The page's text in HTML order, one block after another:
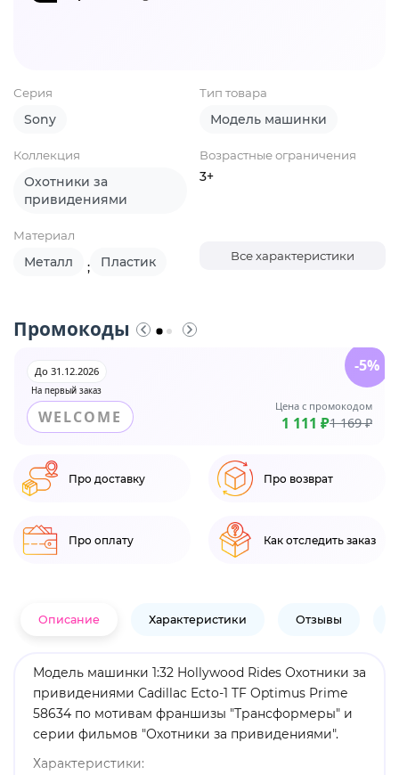
Серия
Sony
Тип товара
Модель машинки
Коллекция
Охотники за
привидениями
Возрастные ограничения
3+
Материал
Металл ; Пластик Все характеристики
Промокоды
На первый заказ
До 31.12.2026
WELCOME
Цена с промокодом
1 111 ₽1 169 ₽
-5%
Про доставку Про возврат
Про оплату Как отследить заказ
Описание Характеристики Отзывы
Модель машинки 1:32 Hollywood Rides Охотники за
привидениями Cadillac Ecto-1 TF Optimus Prime
58634 по мотивам франшизы "Трансформеры" и
серии фильмов "Охотники за привидениями".
Характеристики: